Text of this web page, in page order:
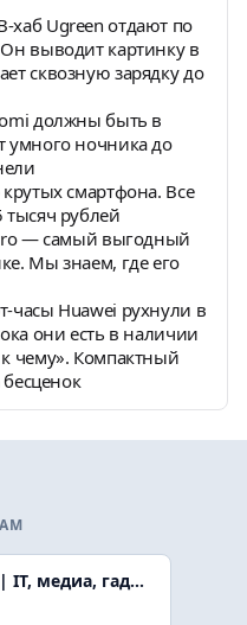
хаб Ugreen отдают по
выводит картинку в
сквозную зарядку до
должны быть в
умного ночника до
смартфона. Все
рублей
— самый выгодный
Мы знаем, где его
часы Huawei рухнули в
они есть в наличии
чему». Компактный
Палач Говорит | IT, медиа, гaджеты, скидки